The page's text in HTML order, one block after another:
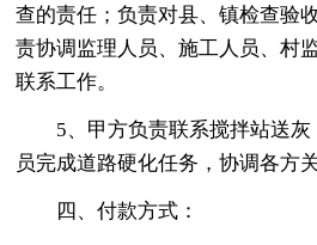
查的责任；负责对县、镇检查验
责协调监理人员、施工人员、村
联系工作。
5、甲方负责联系搅拌站送
员完成道路硬化任务，协调各方关
四、付款方式：